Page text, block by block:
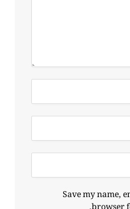
Save my name,